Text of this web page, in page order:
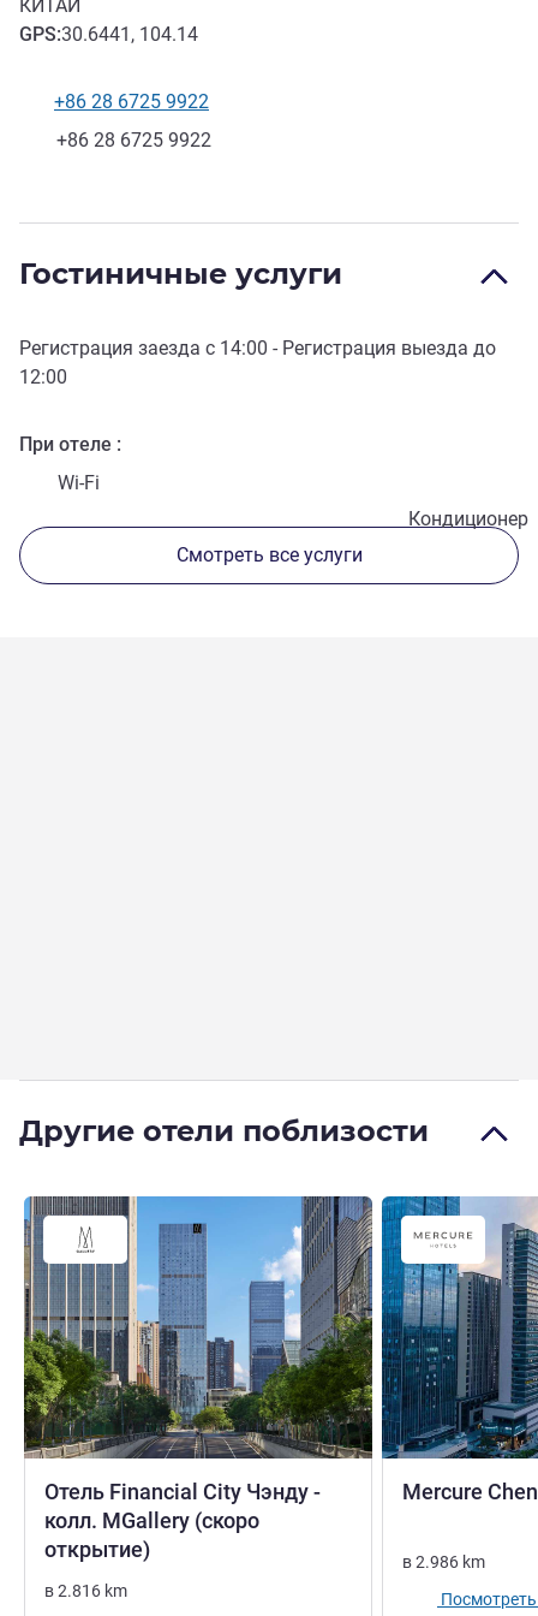
КИТАЙ
GPS:30.6441, 104.14
Телефон
+86 28 6725 9922
Факс
+86 28 6725 9922
Гостиничные услуги
Регистрация заезда с 14:00 - Регистрация выезда до
12:00
При отеле
Wi-Fi
Кондиционер
Смотреть все услуги
Другие отели поблизости
Отель Financial City Чэнду -
колл. MGallery (скоро
открытие)
в2.816 km
Mercure
в2.986 km
Посмотреть